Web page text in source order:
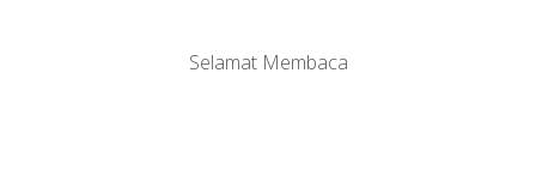
Selamat Membaca